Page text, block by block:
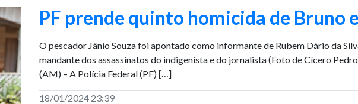
PF prende quinto homicida de Bruno
O pescador Jânio Souza foi apontado como informante de Rubem Dário da
mandante dos assassinatos do indigenista e do jornalista (Foto de Cícero
(AM) – A Polícia Federal (PF) […]
18/01/2024 23:39